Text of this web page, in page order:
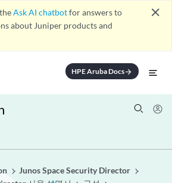
Ask AI chatbotfor answers to
about Juniper products and
close
HPE Aruba Docsarrow_forward
Junos Space Security Director